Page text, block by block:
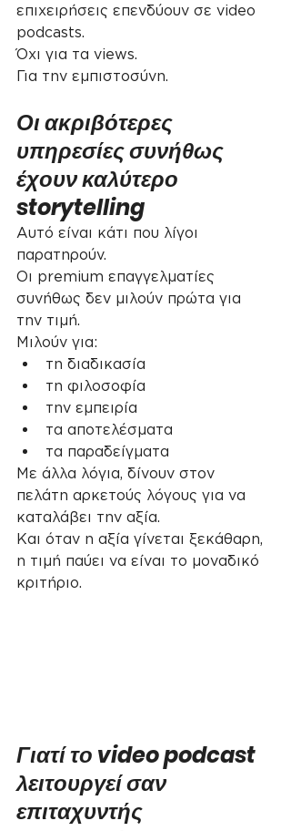
επιχειρήσεις επενδύουν σε video
podcasts.
Όχι για τα views.
Για την εμπιστοσύνη.
Οι ακριβότερες
υπηρεσίες συνήθως
έχουν καλύτερο
storytelling
Αυτό είναι κάτι που λίγοι
παρατηρούν.
Οι premium επαγγελματίες
συνήθως δεν μιλούν πρώτα για
την τιμή.
Μιλούν για:
τη διαδικασία
τη φιλοσοφία
την εμπειρία
τα αποτελέσματα
τα παραδείγματα
Με άλλα λόγια, δίνουν στον
πελάτη αρκετούς λόγους για να
καταλάβει την αξία.
Και όταν η αξία γίνεται ξεκάθαρη,
η τιμή παύει να είναι το μοναδικό
κριτήριο.
Γιατί το video podcast
λειτουργεί σαν
επιταχυντής